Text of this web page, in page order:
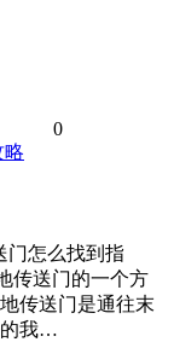
0
略
门怎么找到指
传送门的一个方
传送门是通往末
的我…